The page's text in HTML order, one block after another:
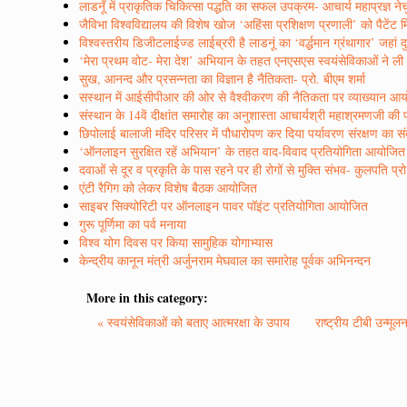
लाडनूँ में प्राकृतिक चिकित्सा पद्धति का सफल उपक्रम- आचार्य महाप्रज्ञ
जैविभा विश्वविद्यालय की विशेष खोज ‘अहिंसा प्रशिक्षण प्रणाली’ को पैटेंट
विश्वस्तरीय डिजीटलाईज्ड लाईब्ररी है लाडनूं का ‘वर्द्धमान ग्रंथागार’
‘मेरा प्रथम वोट- मेरा देश’ अभियान के तहत एनएसएस स्वयंसेविकाओं ने
सुख, आनन्द और प्रसन्नता का विज्ञान है नैतिकता- प्रो. बीएम शर्मा
सस्थान में आईसीपीआर की ओर से वैश्वीकरण की नैतिकता पर व्याख्यान
संस्थान के 14वें दीक्षांत समारोह का अनुशास्ता आचार्यश्री महाश्रमणजी की
छिपोलाई बालाजी मंदिर परिसर में पौधारोपण कर दिया पर्यावरण संरक्षण का
‘ऑनलाइन सुरक्षित रहें अभियान’ के तहत वाद-विवाद प्रतियोगिता आयोजित
दवाओं से दूर व प्रकृति के पास रहने पर ही रोगों से मुक्ति संभव- कुलपति
एंटी रैगिग को लेकर विशेष बैठक आयोजित
साइबर सिक्योरिटी पर ऑनलाइन पावर पॉइंट प्रतियोगिता आयोजित
गुरू पूर्णिमा का पर्व मनाया
विश्व योग दिवस पर किया सामुहिक योगाभ्यास
केन्द्रीय कानून मंत्री अर्जुनराम मेघवाल का समारेाह पूर्वक अभिनन्दन
More in this category:
« स्वयंसेविकाओं को बताए आत्मरक्षा के उपाय राष्ट्रीय टीबी